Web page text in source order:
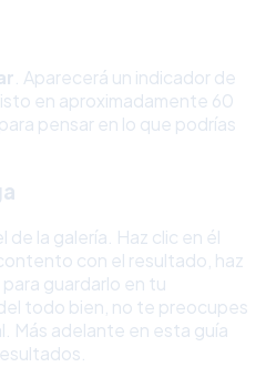
. Aparecerá un indicador de
en aproximadamente 60
pensar en lo que podrías
de la galería. Haz clic en él
con el resultado, haz
para guardarlo en tu
todo bien, no te preocupes
Más adelante en esta guía